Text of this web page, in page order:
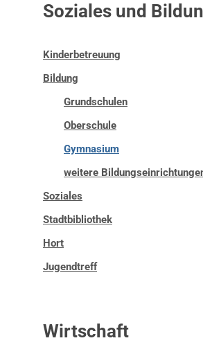
Soziales und
Kinderbetreuung
Bildung
Grundschulen
Oberschule
Gymnasium
weitere
Soziales
Stadtbibliothek
Hort
Jugendtreff
Wirtschaft